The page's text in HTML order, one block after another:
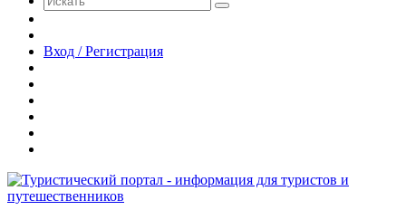
Искать
статья
Вход / Регистрация